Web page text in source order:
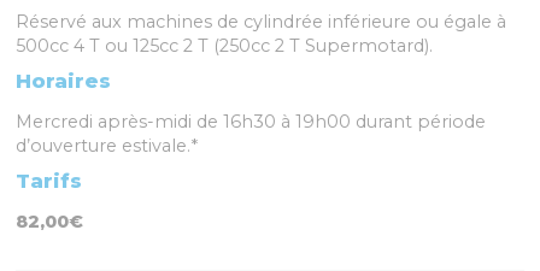
Réservé aux machines de cylindrée inférieure ou égale à
500cc 4 T ou 125cc 2 T (250cc 2 T Supermotard).
Horaires
Mercredi après-midi de 16h30 à 19h00 durant période
d’ouverture estivale.*
Tarifs
82,00€